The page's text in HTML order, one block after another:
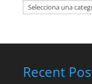
Selecciona
una
Recent